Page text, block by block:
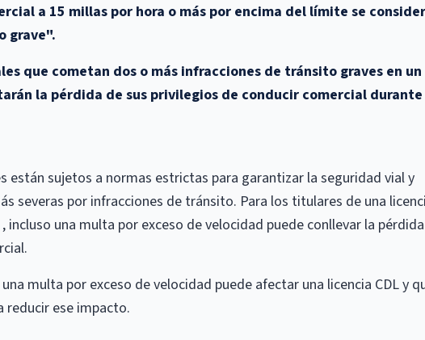
a 15 millas por hora o más por encima del límite se
grave".
que cometan dos o más infracciones de tránsito graves en un
la pérdida de sus privilegios de conducir comercial
están sujetos a normas estrictas para garantizar la seguridad vial y
severas por infracciones de tránsito. Para los titulares de una
incluso una multa por exceso de velocidad puede conllevar la
multa por exceso de velocidad puede afectar una licencia CDL y
reducir ese impacto.